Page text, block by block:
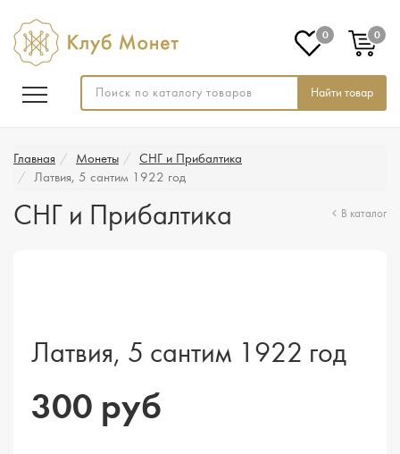
Найти товар
0 0
Главная Монеты
СНГ и Прибалтика
Латвия, 5 сантим 1922 год
СНГ и Прибалтика В каталог
Латвия, 5 сантим 1922 год
300 руб